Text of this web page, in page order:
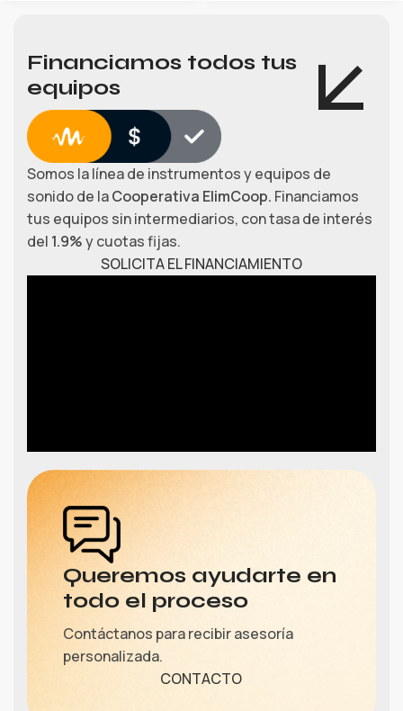
Financiamos todos tus
equipos
Somos la línea de instrumentos y equipos de
sonido de laCooperativa ElimCoop. Financiamos
tus equipos sin intermediarios, con tasa de interés
del 1.9%y cuotas fijas.
SOLICITA EL FINANCIAMIENTO
Queremos ayudarte en
todo el proceso
Contáctanos para recibir asesoría
personalizada.
CONTACTO